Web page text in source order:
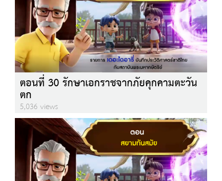
ตอนที่ 30 รักษาเอกราชจากภัยคุกคามตะวัน
ตก
5,036 views